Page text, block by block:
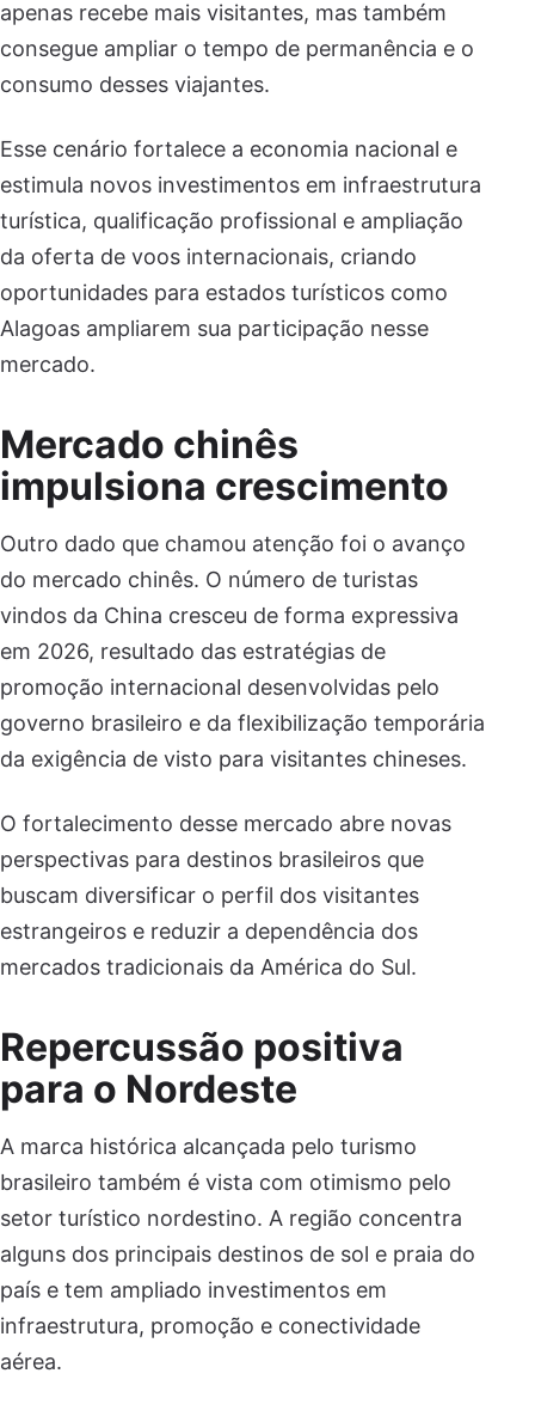
apenas recebe mais visitantes, mas também
consegue ampliar o tempo de permanência e o
consumo desses viajantes.
Esse cenário fortalece a economia nacional e
estimula novos investimentos em infraestrutura
turística, qualificação profissional e ampliação
da oferta de voos internacionais, criando
oportunidades para estados turísticos como
Alagoas ampliarem sua participação nesse
mercado.
Mercado chinês
impulsiona crescimento
Outro dado que chamou atenção foi o avanço
do mercado chinês. O número de turistas
vindos da China cresceu de forma expressiva
em 2026, resultado das estratégias de
promoção internacional desenvolvidas pelo
governo brasileiro e da flexibilização temporária
da exigência de visto para visitantes chineses.
O fortalecimento desse mercado abre novas
perspectivas para destinos brasileiros que
buscam diversificar o perfil dos visitantes
estrangeiros e reduzir a dependência dos
mercados tradicionais da América do Sul.
Repercussão positiva
para o Nordeste
A marca histórica alcançada pelo turismo
brasileiro também é vista com otimismo pelo
setor turístico nordestino. A região concentra
alguns dos principais destinos de sol e praia do
país e tem ampliado investimentos em
infraestrutura, promoção e conectividade
aérea.